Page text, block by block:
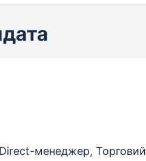
менеджер, Торговий